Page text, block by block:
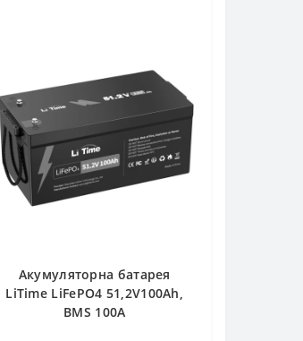
Акумуляторна батарея
LiTime LiFePO4 51,2V100Ah,
BMS 100A